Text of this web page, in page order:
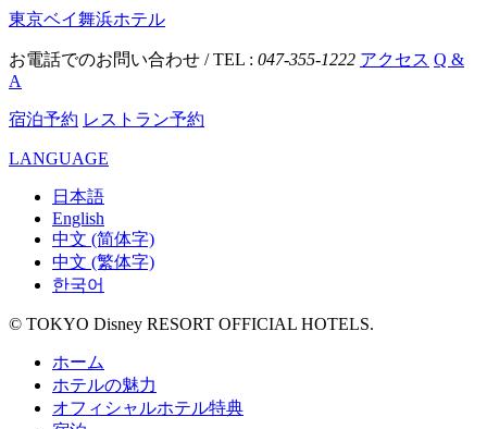
東京ベイ舞浜ホテル
お電話でのお問い合わせ / TEL : 047-355-1222 アクセス Q &
A
宿泊予約 レストラン予約
LANGUAGE
日本語
English
中文 (简体字)
中文 (繁体字)
한국어
© TOKYO Disney RESORT OFFICIAL HOTELS.
ホーム
ホテルの魅力
オフィシャルホテル特典